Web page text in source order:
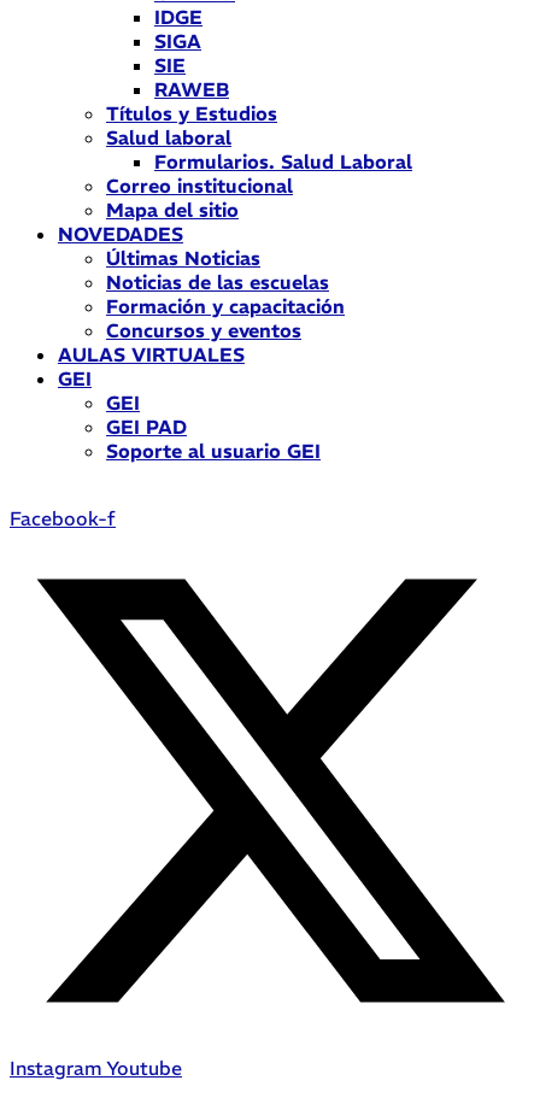
IDGE
SIGA
SIE
RAWEB
Títulos y Estudios
Salud laboral
Formularios. Salud Laboral
Correo institucional
Mapa del sitio
NOVEDADES
Últimas Noticias
Noticias de las escuelas
Formación y capacitación
Concursos y eventos
AULAS VIRTUALES
GEI
GEI
GEI PAD
Soporte al usuario GEI
Facebook-f
Instagram Youtube